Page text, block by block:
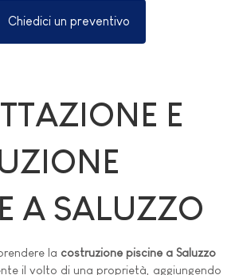
Chiedici un preventivo
E
A SALUZZO
la costruzione piscine a Saluzzo
il volto di una proprietà, aggiungendo